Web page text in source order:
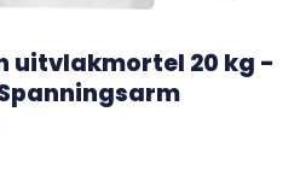
uitvlakmortel 20 kg -